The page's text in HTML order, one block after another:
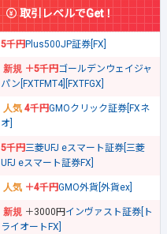
取引レベルでGet！
5千円Plus500JP証券[FX]
＋5千円ゴールデンウェイジャ
パン[FXTFMT4][FXTFGX]
4千円GMOクリック証券[FXネ
オ]
5千円三菱UFJ eスマート証券[三菱
UFJ eスマート証券FX]
＋4千円GMO外貨[外貨ex]
＋3000円 インヴァスト証券[ト
ライオートFX]